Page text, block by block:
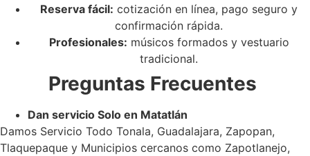
Reserva fácil: cotización en línea, pago seguro y
confirmación rápida.
Profesionales: músicos formados y vestuario
tradicional.
Preguntas Frecuentes
Dan servicio Solo en Matatlán
Damos Servicio Todo Tonala, Guadalajara, Zapopan,
Tlaquepaque y Municipios cercanos como Zapotlanejo,